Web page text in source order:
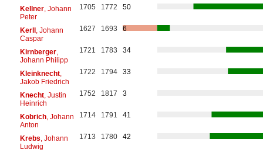
Kellner, Johann
Peter
1705 1772 50
Kerll, Johann
Caspar
1627 1693 6
Kirnberger,
Johann Philipp
1721 1783 34
Kleinknecht,
Jakob Friedrich
1722 1794 33
Knecht, Justin
Heinrich
1752 1817 3
Kobrich, Johann
Anton
1714 1791 41
Krebs , Johann
Ludwig
1713 1780 42